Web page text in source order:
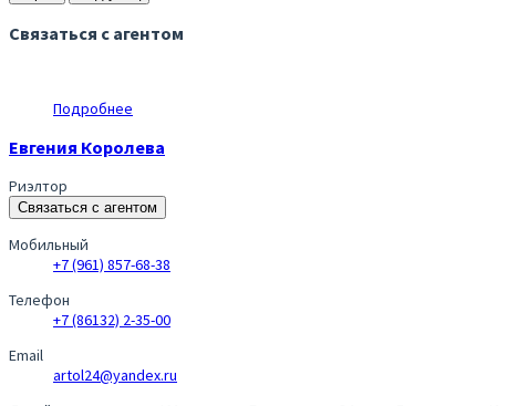
Связаться с агентом
Подробнее
Евгения Королева
Риэлтор
Связаться с агентом
Мобильный
+7 (961) 857-68-38
Телефон
+7 (86132) 2-35-00
Email
artol24@yandex.ru